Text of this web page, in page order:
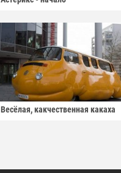
Весёлая, какчественная какаха